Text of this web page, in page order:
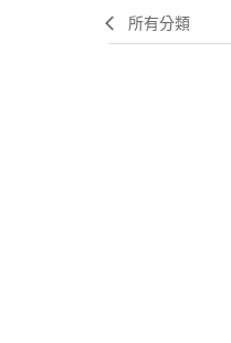
所有分類